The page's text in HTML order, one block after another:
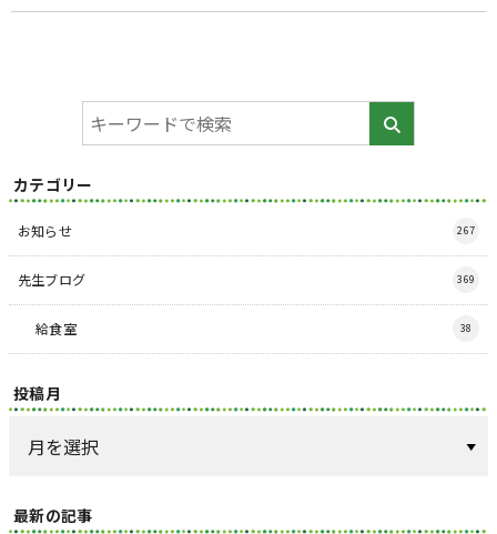
カテゴリー
お知らせ 267
先生ブログ 369
給食室 38
投稿月
最新の記事